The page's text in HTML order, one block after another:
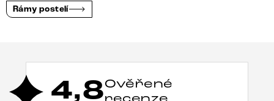
Rámy postelí
4,8Ověřené